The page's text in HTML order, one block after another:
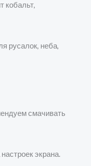
кобальт,
русалок, неба,
смачивать
экрана.